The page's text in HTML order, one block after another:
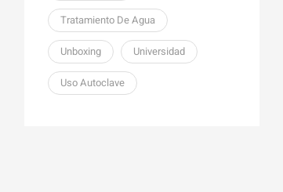
Tratamiento De Agua
Unboxing Universidad
Uso Autoclave